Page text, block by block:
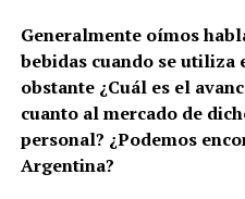
Generalmente oímos
bebidas cuando se utiliza
obstante ¿Cuál es el
cuanto al mercado de
personal? ¿Podemos
Argentina?